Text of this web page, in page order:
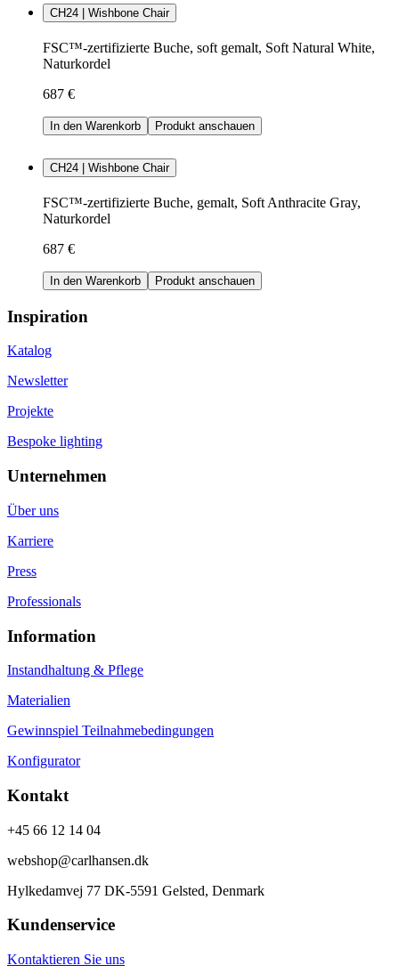
CH24 | Wishbone Chair
FSC™-zertifizierte Buche, soft gemalt, Soft Natural White,
Naturkordel
687 €
In den Warenkorb Produkt anschauen
CH24 | Wishbone Chair
FSC™-zertifizierte Buche, gemalt, Soft Anthracite Gray,
Naturkordel
687 €
In den Warenkorb Produkt anschauen
Inspiration
Katalog
Newsletter
Projekte
Bespoke lighting
Unternehmen
Über uns
Karriere
Press
Professionals
Information
Instandhaltung & Pflege
Materialien
Gewinnspiel Teilnahmebedingungen
Konfigurator
Kontakt
+45 66 12 14 04
webshop@carlhansen.dk
Hylkedamvej 77 DK-5591 Gelsted, Denmark
Kundenservice
Kontaktieren Sie uns